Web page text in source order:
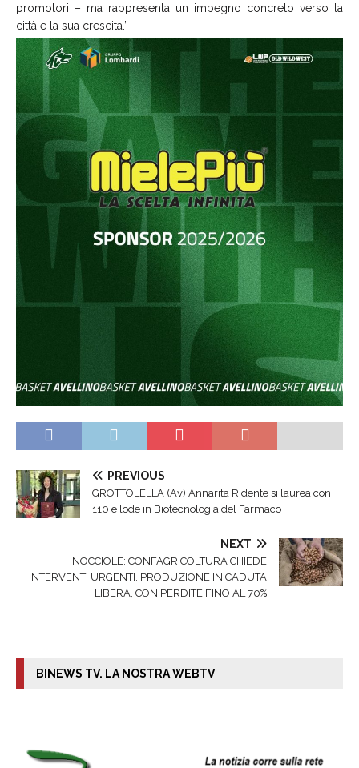
promotori – ma rappresenta un impegno concreto verso la
città e la sua crescita.”
PREVIOUS
GROTTOLELLA (Av) Annarita Ridente si laurea con
110 e lode in Biotecnologia del Farmaco
NEXT
NOCCIOLE: CONFAGRICOLTURA CHIEDE
INTERVENTI URGENTI. PRODUZIONE IN CADUTA
LIBERA, CON PERDITE FINO AL 70%
BINEWS TV. LA NOSTRA WEBTV